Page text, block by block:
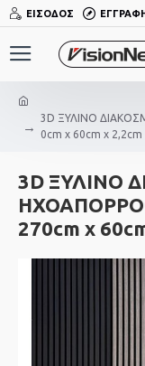
ΕΊΣΟΔΟΣ
3D ΞΥΛΙΝΟ
0cm x 60cm x 2,2cm
3D ΞΥΛΙΝΟ
270cm x